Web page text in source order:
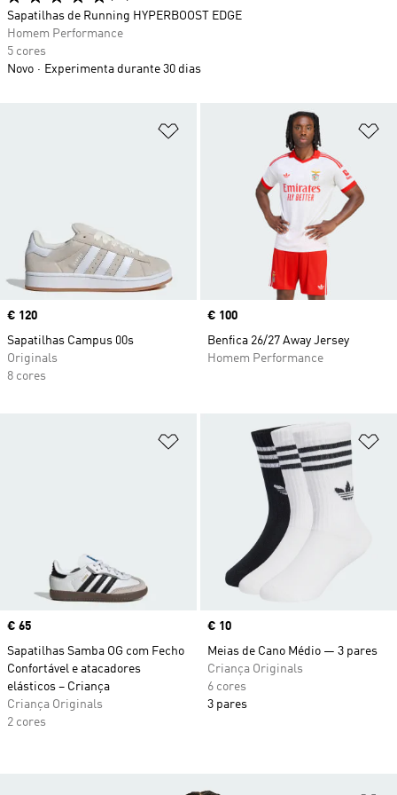
Adicionar à Lista de Desejos
Price
€ 120
Sapatilhas Campus 00s
Originals
8 cores
Price
€ 100
Benfica 26/27 Away Jersey
Homem Performance
Adicionar à Lista de Desejos
Price
€ 65
Sapatilhas Samba OG com Fecho
Confortável e atacadores
elásticos – Criança
Criança Originals
2 cores
Price
€ 10
Meias de Cano Médio — 3 pares
Criança Originals
6 cores
3 pares
Sapatilhas de Running HYPERBOOST EDGE
Homem Performance
5 cores
Novo
Experimenta durante 30 dias